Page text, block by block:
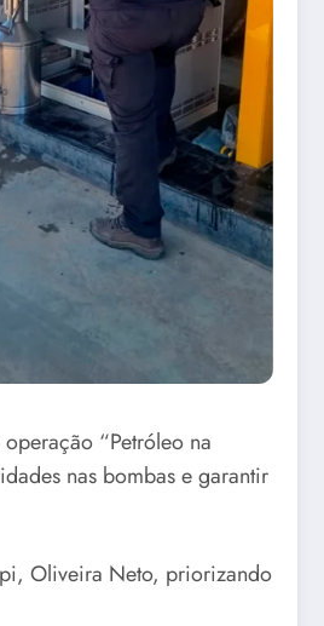
“Petróleo na
nas bombas e garantir
Oliveira Neto, priorizando